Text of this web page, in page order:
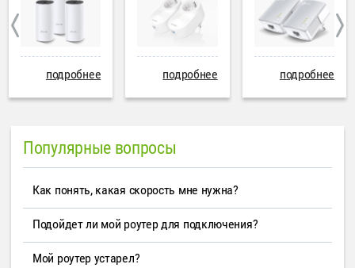
подробнее подробнее подробнее
Популярные вопросы
Как понять, какая скорость мне нужна?
Подойдет ли мой роутер для подключения?
Мой роутер устарел?